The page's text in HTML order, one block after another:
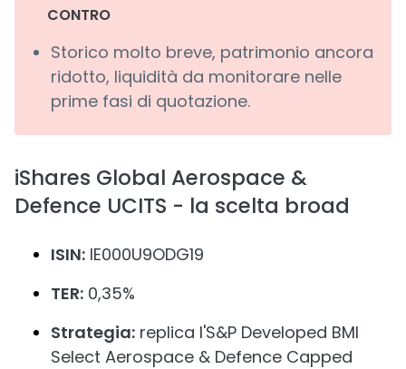
CONTRO
Storico molto breve, patrimonio ancora
ridotto, liquidità da monitorare nelle
prime fasi di quotazione.
iShares Global Aerospace &
Defence UCITS - la scelta broad
ISIN: IE000U9ODG19
TER: 0,35%
Strategia: replica l'S&P Developed BMI
Select Aerospace & Defence Capped